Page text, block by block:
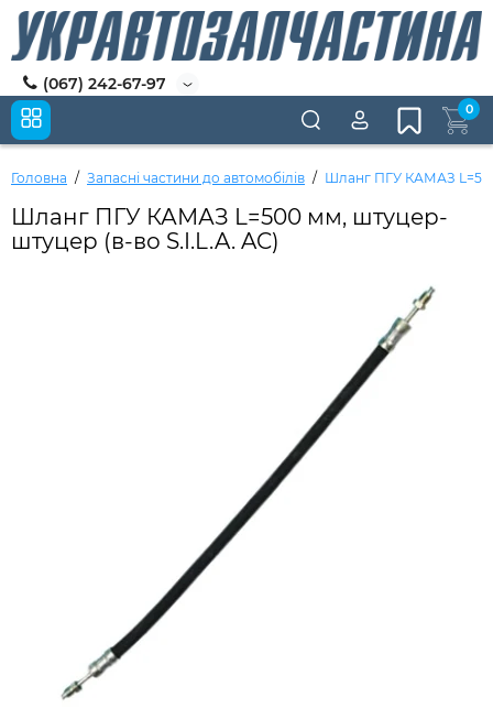
(067) 242-67-97
0
Головна Запасні частини до автомобілів Шланг ПГУ КАМАЗ
Шланг ПГУ КАМАЗ L=500 мм, штуцер-
штуцер (в-во S.I.L.A. AC)